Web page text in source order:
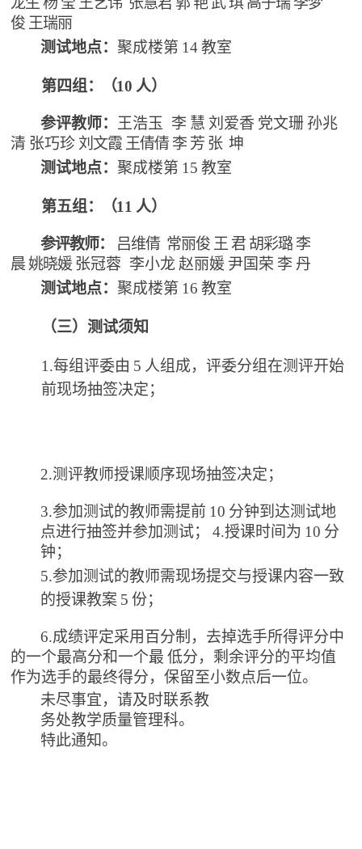
俊 王瑞丽
测试地点： 聚成楼第 14 教室
第四组：（10 人）
参评教师： 王浩玉 李 慧 刘爱香 党文珊 孙兆
清 张巧珍 刘文霞 王倩倩 李 芳 张 坤
测试地点： 聚成楼第 15 教室
第五组：（11 人）
参评教师： 吕维倩 常丽俊 王 君 胡彩璐 李
晨 姚晓媛 张冠蓉 李小龙 赵丽媛 尹国荣 李 丹
测试地点： 聚成楼第 16 教室
（三）测试须知
1.每组评委由 5 人组成，评委分组在测评开始
前现场抽签决定；
2.测评教师授课顺序现场抽签决定；
3.参加测试的教师需提前 10 分钟到达测试地
点进行抽签并参加测试；
4.授课时间为 10 分
钟；
5.参加测试的教师需现场提交与授课内容一致
的授课教案 5 份；
6.成绩评定采用百分制，去掉选手所得评分中
的一个最高分和一个最 低分，剩余评分的平均值
作为选手的最终得分，保留至小数点后一位。
未尽事宜，请及时联系教
务处教学质量管理科。
特此通知。